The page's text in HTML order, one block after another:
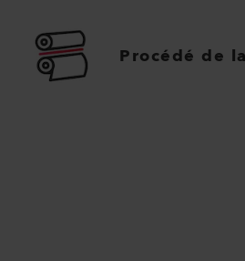
Procédé de